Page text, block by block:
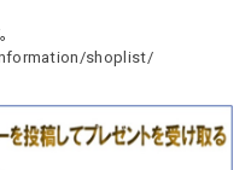
shoplist/